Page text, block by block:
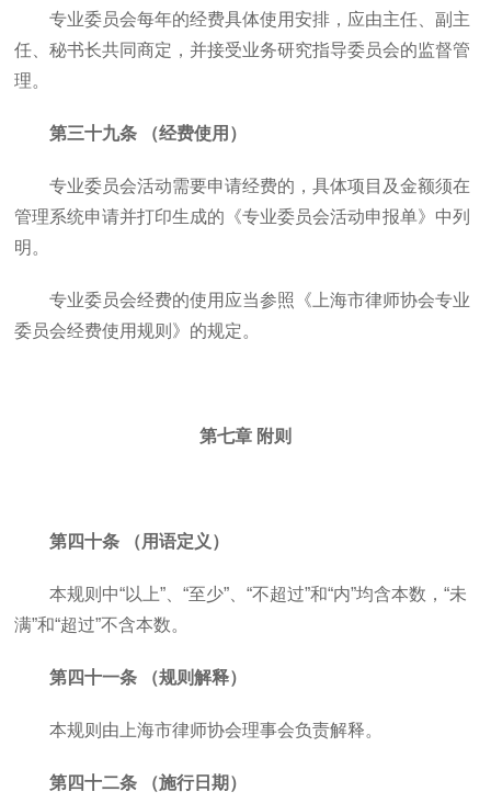
专业委员会每年的经费具体使用安排，应由主任、副主
任、秘书长共同商定，并接受业务研究指导委员会的监督管
理。
第三十九条 （经费使用）
专业委员会活动需要申请经费的，具体项目及金额须在
管理系统申请并打印生成的《专业委员会活动申报单》中列
明。
专业委员会经费的使用应当参照《上海市律师协会专业
委员会经费使用规则》的规定。
第七章 附则
第四十条 （用语定义）
本规则中“以上”、“至少”、“不超过”和“内”均含本数，“未
满”和“超过”不含本数。
第四十一条 （规则解释）
本规则由上海市律师协会理事会负责解释。
第四十二条 （施行日期）